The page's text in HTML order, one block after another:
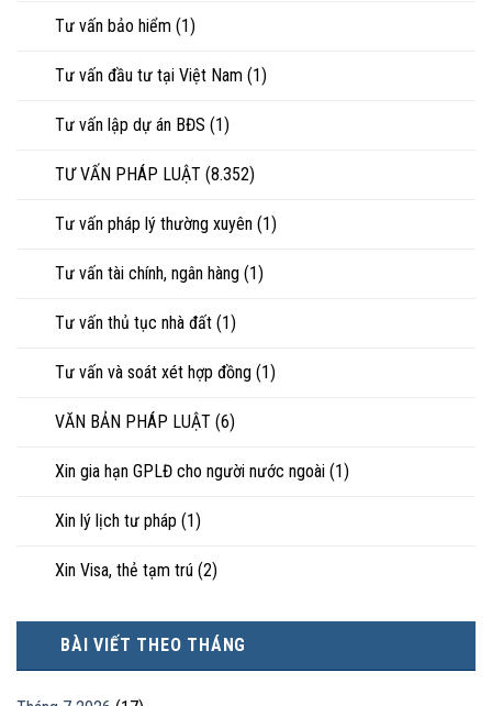
Tư vấn bảo hiểm (1)
Tư vấn đầu tư tại Việt Nam (1)
Tư vấn lập dự án BĐS (1)
TƯ VẤN PHÁP LUẬT (8.352)
Tư vấn pháp lý thường xuyên (1)
Tư vấn tài chính, ngân hàng (1)
Tư vấn thủ tục nhà đất (1)
Tư vấn và soát xét hợp đồng (1)
VĂN BẢN PHÁP LUẬT (6)
Xin gia hạn GPLĐ cho người nước ngoài (1)
Xin lý lịch tư pháp (1)
Xin Visa, thẻ tạm trú (2)
BÀI VIẾT THEO THÁNG